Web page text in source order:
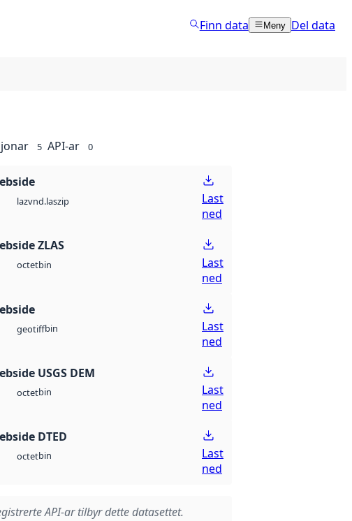
Finn data Meny Del data
5 API-ar 0
lazvnd.laszip
Last
ned
ZLAS
octetbin
Last
ned
geotiffbin
Last
ned
USGS DEM
octetbin
Last
ned
DTED
octetbin
Last
ned
API-ar tilbyr dette datasettet.